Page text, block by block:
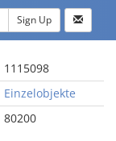
Sign Up
1115098
Einzelobjekte
80200